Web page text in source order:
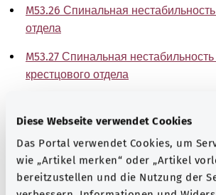
Diese Webseite verwendet Cookies
Das Portal verwendet Cookies, um
wie „Artikel merken“ oder „Artikel
bereitzustellen und die Nutzung der
M53.26 Спинальная
отдела
M53.27 Спинальная
крестцового отдела
крестцово-копчикового отдела
M53.29 Спинальная
локализации